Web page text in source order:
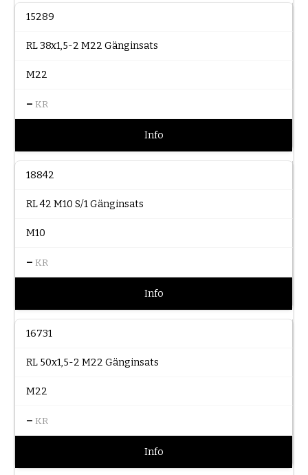
15289
RL 38x1,5-2 M22 Gänginsats
M22
– KR
Info
18842
RL 42 M10 S/1 Gänginsats
M10
– KR
Info
16731
RL 50x1,5-2 M22 Gänginsats
M22
– KR
Info